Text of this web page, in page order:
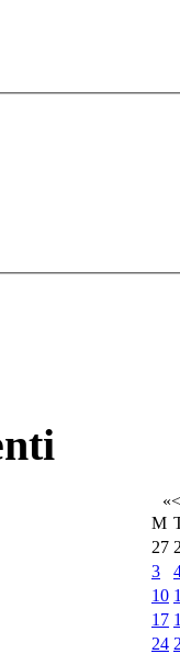
«<
M
27
3
10
17
24